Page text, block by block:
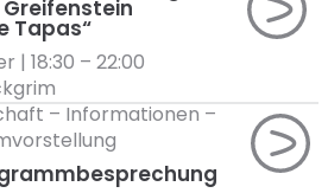
Tapas“
| 18:30 – 22:00
– Informationen –